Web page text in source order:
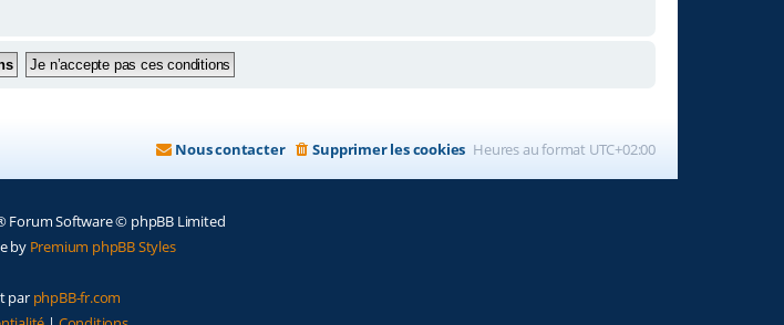
Heures au format UTC+02:00
Supprimer les cookies
Nous contacter
Forum Software © phpBB Limited
by Premium phpBB Styles
par phpBB-fr.com